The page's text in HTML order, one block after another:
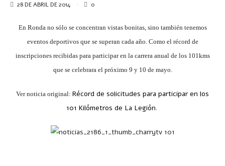
28 DE ABRIL DE 2014 0
En Ronda no sólo se concentran vistas bonitas, sino también tenemos
eventos deportivos que se superan cada año. Como el récord de
inscripciones recibidas para participar en la carrera anual de los 101kms
que se celebrara el próximo 9 y 10 de mayo.
Ver noticia original: Récord de solicitudes para participar en los
101 Kilómetros de La Legión.